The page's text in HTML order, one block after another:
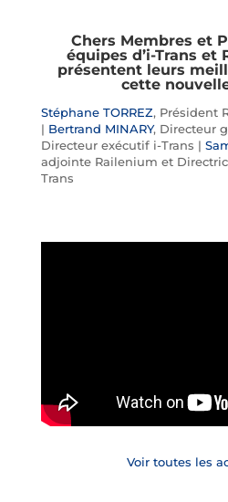
Chers Membres et
équipes d’i-Trans et
présentent leurs
cette
Stéphane TORREZ, Président
| Bertrand MINARY, Directeur
Directeur exécutif i-Trans |
adjointe Railenium et
Trans
Voir toutes les